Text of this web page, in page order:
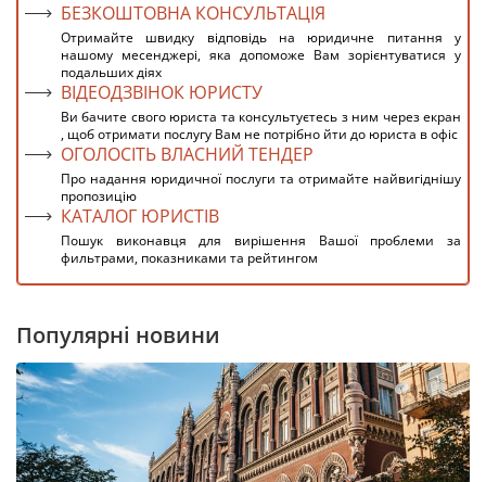
БЕЗКОШТОВНА КОНСУЛЬТАЦІЯ
Отримайте швидку відповідь на юридичне питання у
нашому месенджері, яка допоможе Вам зорієнтуватися у
подальших діях
ВІДЕОДЗВІНОК ЮРИСТУ
Ви бачите свого юриста та консультуєтесь з ним через екран
, щоб отримати послугу Вам не потрібно йти до юриста в офіс
ОГОЛОСІТЬ ВЛАСНИЙ ТЕНДЕР
Про надання юридичної послуги та отримайте найвигіднішу
пропозицію
КАТАЛОГ ЮРИСТІВ
Пошук виконавця для вирішення Вашої проблеми за
фильтрами, показниками та рейтингом
Популярні новини